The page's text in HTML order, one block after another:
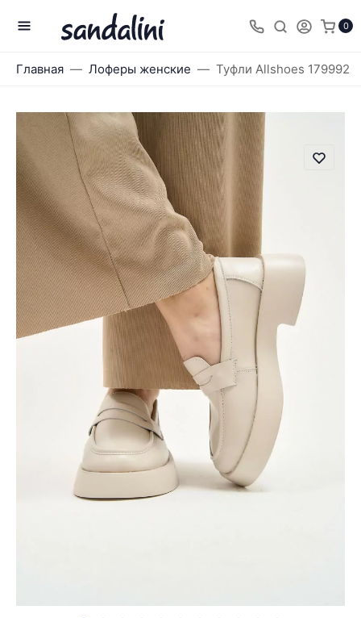
0
Главная Лоферы женские Туфли Allshoes 179992